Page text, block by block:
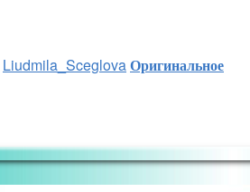
Liudmila_SceglovaОригинальное